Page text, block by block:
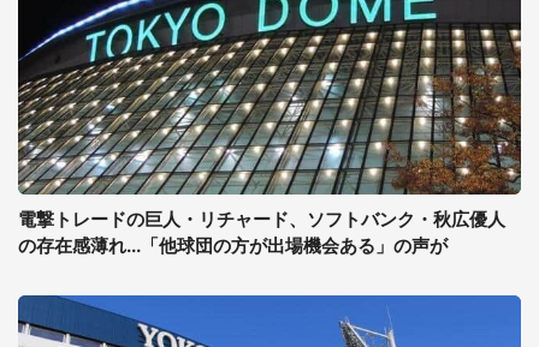
電撃トレードの巨人・リチャード、ソフトバンク・秋広優人
の存在感薄れ...「他球団の方が出場機会ある」の声が